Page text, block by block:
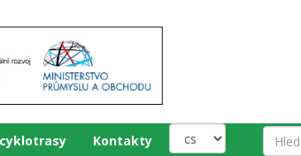
Kontakty